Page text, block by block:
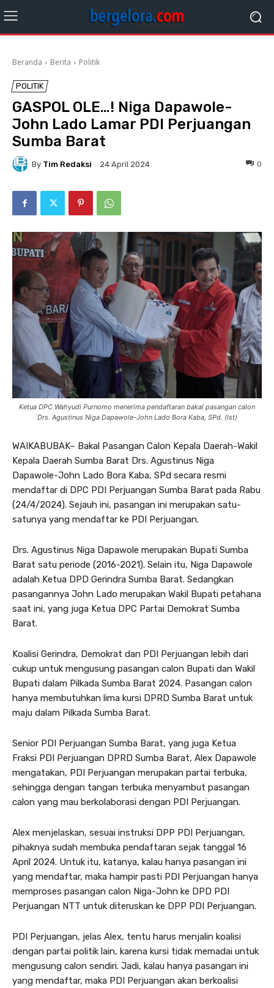
Beranda Berita Politik
POLITIK
GASPOL OLE…! Niga Dapawole-
John Lado Lamar PDI Perjuangan
Sumba Barat
By Tim Redaksi 24 April 2024 0
Ketua DPC Wahyudi Purnomo menerima pendaftaran bakal pasangan calon
Drs. Agustinus Niga Dapawole-John Lado Bora Kaba, SPd. (Ist)
WAIKABUBAK– Bakal Pasangan Calon Kepala Daerah-Wakil
Kepala Daerah Sumba Barat Drs. Agustinus Niga
Dapawole-John Lado Bora Kaba, SPd secara resmi
mendaftar di DPC PDI Perjuangan Sumba Barat pada Rabu
(24/4/2024). Sejauh ini, pasangan ini merupakan satu-
satunya yang mendaftar ke PDI Perjuangan.
Drs. Agustinus Niga Dapawole merupakan Bupati Sumba
Barat satu periode (2016-2021). Selain itu, Niga Dapawole
adalah Ketua DPD Gerindra Sumba Barat. Sedangkan
pasangannya John Lado merupakan Wakil Bupati petahana
saat ini, yang juga Ketua DPC Partai Demokrat Sumba
Barat.
Koalisi Gerindra, Demokrat dan PDI Perjuangan lebih dari
cukup untuk mengusung pasangan calon Bupati dan Wakil
Bupati dalam Pilkada Sumba Barat 2024. Pasangan calon
hanya membutuhkan lima kursi DPRD Sumba Barat untuk
maju dalam Pilkada Sumba Barat.
Senior PDI Perjuangan Sumba Barat, yang juga Ketua
Fraksi PDI Perjuangan DPRD Sumba Barat, Alex Dapawole
mengatakan, PDI Perjuangan merupakan partai terbuka,
sehingga dengan tangan terbuka menyambut pasangan
calon yang mau berkolaborasi dengan PDI Perjuangan.
Alex menjelaskan, sesuai instruksi DPP PDI Perjuangan,
pihaknya sudah membuka pendaftaran sejak tanggal 16
April 2024. Untuk itu, katanya, kalau hanya pasangan ini
yang mendaftar, maka hampir pasti PDI Perjuangan hanya
memproses pasangan calon Niga-John ke DPD PDI
Perjuangan NTT untuk diteruskan ke DPP PDI Perjuangan.
PDI Perjuangan, jelas Alex, tentu harus menjalin koalisi
dengan partai politik lain, karena kursi tidak memadai untuk
mengusung calon sendiri. Jadi, kalau hanya pasangan ini
yang mendaftar, maka PDI Perjuangan akan berkoalisi